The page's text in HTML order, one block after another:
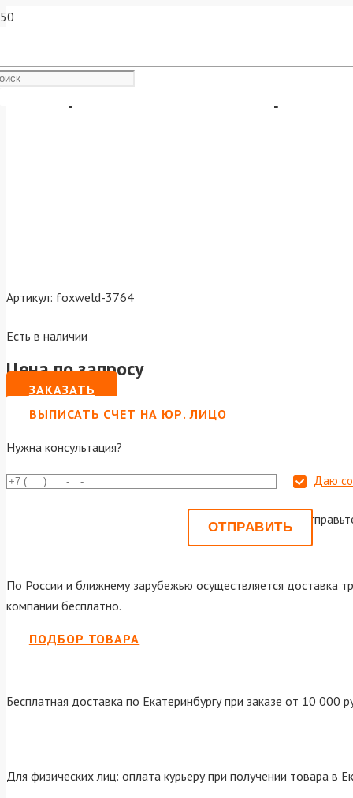
Аппарат плазменной
Артикул: foxweld-3764
Есть в наличии
Цена по запросу
ЗАКАЗАТЬ
ВЫПИСАТЬ СЧЕТ НА ЮР. ЛИЦО
Нужна консультация?
Даю
Или
По России и ближнему зарубежью осуществляется доставка
компании бесплатно.
ПОДБОР ТОВАРА
Бесплатная доставка по Екатеринбургу при заказе от 10 000
Для физических лиц: оплата курьеру при получении товара в